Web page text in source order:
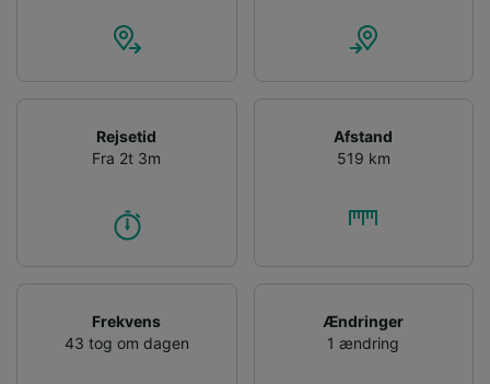
Rejsetid
Fra 2t 3m
Afstand
519 km
Frekvens
43 tog om dagen
Ændringer
1 ændring